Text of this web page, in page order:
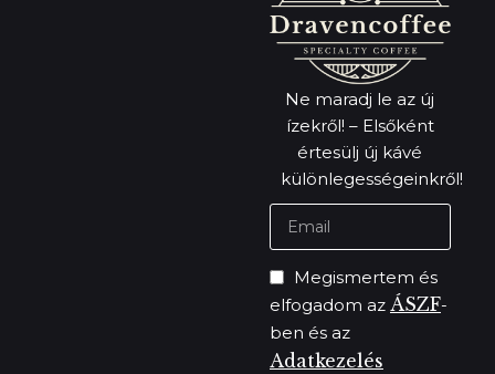
Ne maradj le az új
ízekről! – Elsőként
értesülj új kávé
különlegességeinkről!
Megismertem és
elfogadom az ÁSZF-
ben és az
Adatkezelés